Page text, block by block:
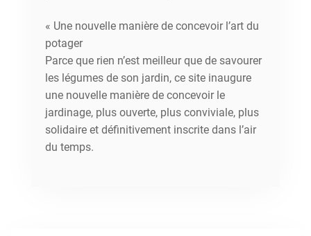
« Une nouvelle manière de concevoir l’art du
potager
Parce que rien n’est meilleur que de savourer
les légumes de son jardin, ce site inaugure
une nouvelle manière de concevoir le
jardinage, plus ouverte, plus conviviale, plus
solidaire et définitivement inscrite dans l’air
du temps.